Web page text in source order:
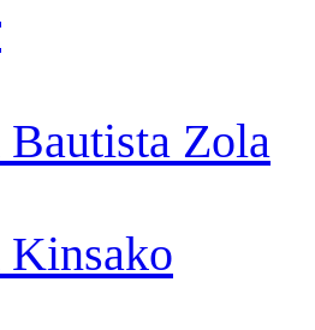
Bautista Zola
Kinsako